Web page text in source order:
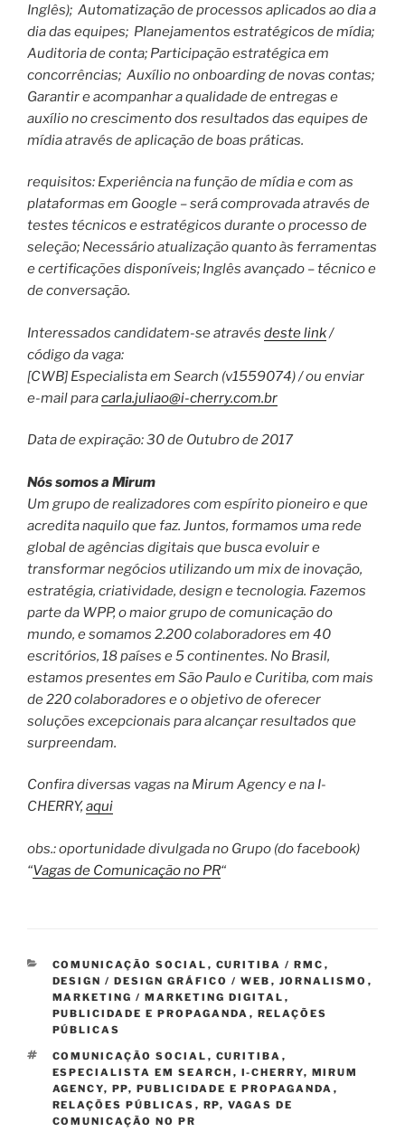
Inglês); Automatização de processos aplicados ao dia a
dia das equipes; Planejamentos estratégicos de mídia;
Auditoria de conta; Participação estratégica em
concorrências; Auxílio no onboarding de novas contas;
Garantir e acompanhar a qualidade de entregas e
auxílio no crescimento dos resultados das equipes de
mídia através de aplicação de boas práticas.
requisitos: Experiência na função de mídia e com as
plataformas em Google – será comprovada através de
testes técnicos e estratégicos durante o processo de
seleção; Necessário atualização quanto às ferramentas
e certificações disponíveis; Inglês avançado – técnico e
de conversação.
Interessados candidatem-se através deste link/
código da vaga:
[CWB] Especialista em Search (v1559074) / ou enviar
e-mail paracarla.juliao@i-cherry.com.br
Data de expiração: 30 de Outubro de 2017
Nós somos a Mirum
Um grupo de realizadores com espírito pioneiro e que
acredita naquilo que faz. Juntos, formamos uma rede
global de agências digitais que busca evoluir e
transformar negócios utilizando um mix de inovação,
estratégia, criatividade, design e tecnologia. Fazemos
parte da WPP, o maior grupo de comunicação do
mundo, e somamos 2.200 colaboradores em 40
escritórios, 18 países e 5 continentes. No Brasil,
estamos presentes em São Paulo e Curitiba, com mais
de 220 colaboradores e o objetivo de oferecer
soluções excepcionais para alcançar resultados que
surpreendam.
Confira diversas vagas na Mirum Agency e na I-
CHERRY,aqui
obs.: oportunidade divulgada no Grupo (do facebook)
“Vagas de Comunicação no PR“
CATEGORIAS
COMUNICAÇÃO SOCIAL , CURITIBA / RMC ,
DESIGN / DESIGN GRÁFICO / WEB , JORNALISMO ,
MARKETING / MARKETING DIGITAL ,
PUBLICIDADE E PROPAGANDA , RELAÇÕES
PÚBLICAS
TAGS
COMUNICAÇÃO SOCIAL , CURITIBA ,
ESPECIALISTA EM SEARCH , I-CHERRY, MIRUM
AGENCY, PP, PUBLICIDADE E PROPAGANDA ,
RELAÇÕES PÚBLICAS , RP, VAGAS DE
COMUNICAÇÃO NO PR